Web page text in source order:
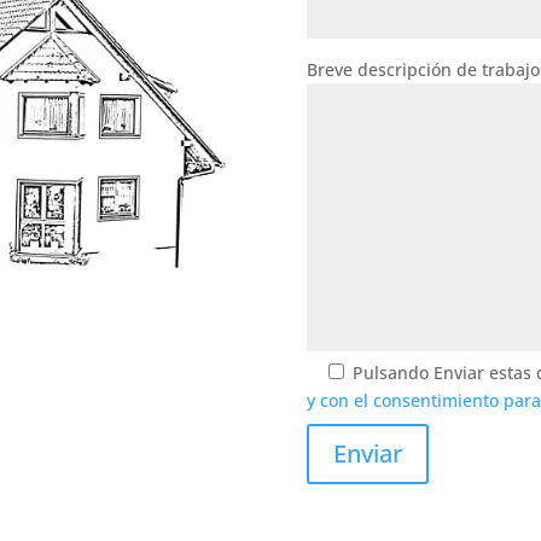
Breve descripción de
Pulsando Enviar
y con el consentimiento